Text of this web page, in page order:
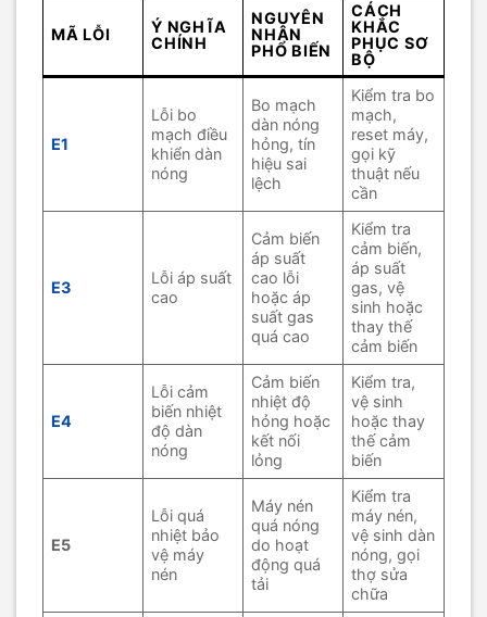
MÃ LỖI
Ý NGHĨA
CHÍNH
NGUYÊN
NHÂN
PHỔ BIẾN
CÁCH
KHẮC
PHỤC SƠ
BỘ
E1
Lỗi bo
mạch điều
khiển dàn
nóng
Bo mạch
dàn nóng
hỏng, tín
hiệu sai
lệch
Kiểm tra bo
mạch,
reset máy,
gọi kỹ
thuật nếu
cần
E3
Lỗi áp suất
cao
Cảm biến
áp suất
cao lỗi
hoặc áp
suất gas
quá cao
Kiểm tra
cảm biến,
áp suất
gas, vệ
sinh hoặc
thay thế
cảm biến
E4
Lỗi cảm
biến nhiệt
độ dàn
nóng
Cảm biến
nhiệt độ
hỏng hoặc
kết nối
lỏng
Kiểm tra,
vệ sinh
hoặc thay
thế cảm
biến
E5
Lỗi quá
nhiệt bảo
vệ máy
nén
Máy nén
quá nóng
do hoạt
động quá
tải
Kiểm tra
máy nén,
vệ sinh dàn
nóng, gọi
thợ sửa
chữa